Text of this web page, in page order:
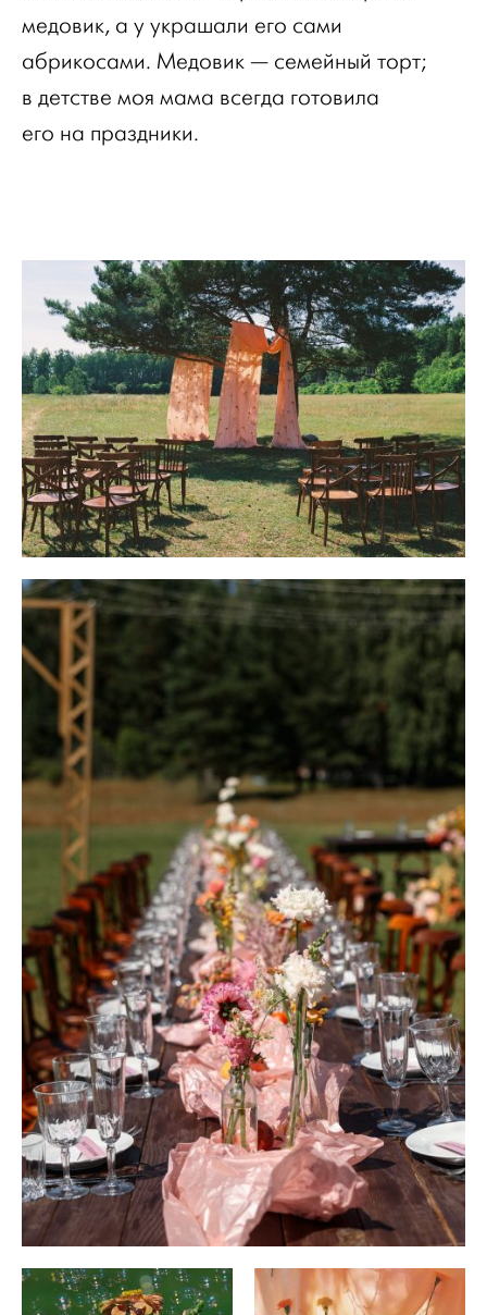
медовик, а у украшали его сами
абрикосами. Медовик — семейный торт;
в детстве моя мама всегда готовила
его на праздники.